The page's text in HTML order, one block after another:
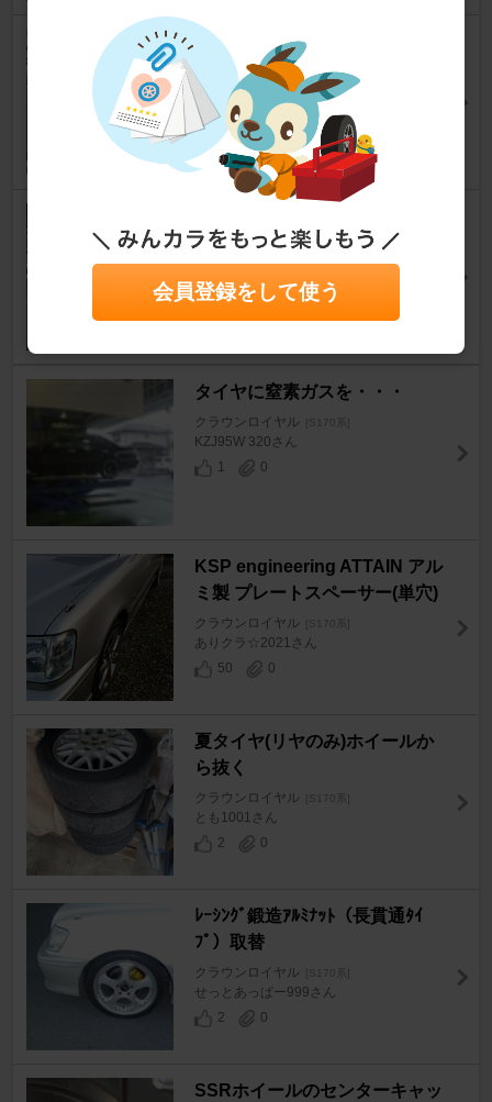
F・Rスペーサー装着後の点検
クラウンロイヤル [S170系]
ありクラ☆2021さん
39
0
レッドスペーサー
ありクラ☆2021さん
51
0
タイヤに窒素ガスを・・・
クラウンロイヤル [S170系]
KZJ95W 320さん
1
0
KSP engineering ATTAIN アル
ミ製 プレートスペーサー(単穴)
クラウンロイヤル [S170系]
ありクラ☆2021さん
50
0
夏タイヤ(リヤのみ)ホイールか
ら抜く
クラウンロイヤル [S170系]
とも1001さん
2
0
ﾚｰｼﾝｸﾞ鍛造ｱﾙﾐﾅｯﾄ（長貫通ﾀｲ
ﾌﾟ）取替
クラウンロイヤル [S170系]
せっとあっぱー999さん
2
0
SSRホイールのセンターキャッ
会員登録をして使う